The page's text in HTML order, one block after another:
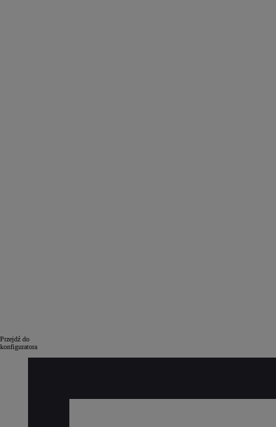
Przejdź do
konfiguratora